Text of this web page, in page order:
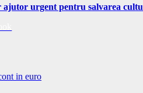
urgent pentru salvarea
in euro